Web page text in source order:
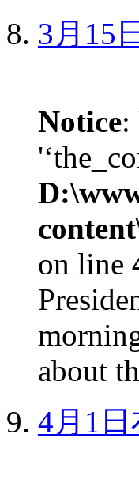
3月15
Notice:
on line
about
4月1